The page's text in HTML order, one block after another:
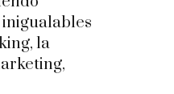
la